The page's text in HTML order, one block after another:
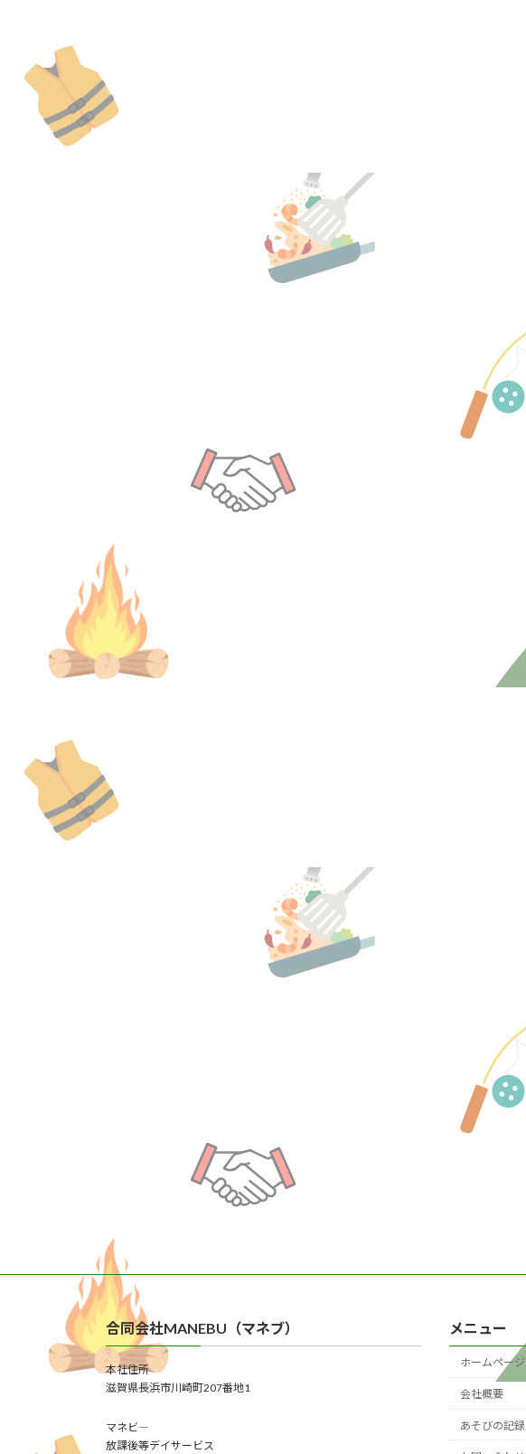
合同会社MANEBU（マネブ）
本社住所
滋賀県長浜市川崎町207番地1
マネビ―
放課後等デイサービス
メニュー
ホームページ
会社概要
あそびの記録